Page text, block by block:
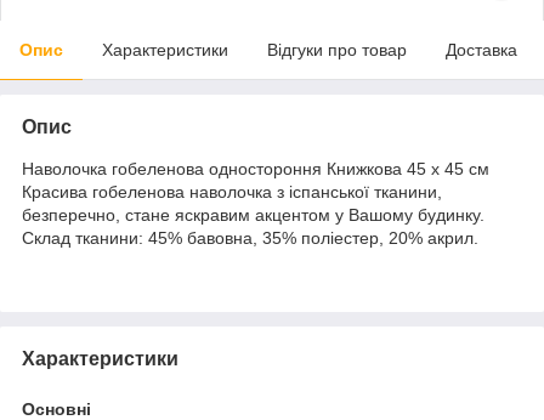
Опис Характеристики Відгуки про товар Доставка
Опис
Наволочка гобеленова одностороння Книжкова 45 х 45 см
Красива гобеленова наволочка з іспанської тканини,
безперечно, стане яскравим акцентом у Вашому будинку.
Склад тканини: 45% бавовна, 35% поліестер, 20% акрил.
Характеристики
Основні